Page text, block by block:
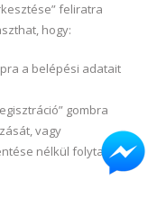
feliratra
hogy:
a belépési adatait
gombra
vagy
nélkül folytatja a